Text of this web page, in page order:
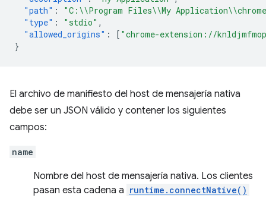
"path" :
"C:\\Program Files\\My
"type" : "stdio" ,
"allowed_origins" : [ "chrome-extension://
}
El archivo de manifiesto del host de mensajería nativa
debe ser un JSON válido y contener los siguientes
campos:
name
Nombre del host de mensajería nativa. Los clientes
pasan esta cadena a runtime.connectNative()